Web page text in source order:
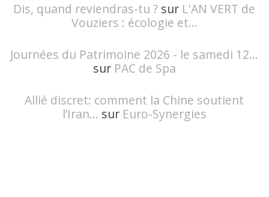
Dis, quand reviendras-tu ? sur L'AN VERT de
Vouziers : écologie et...
Journées du Patrimoine 2026 - le samedi 12...
sur PAC de Spa
Allié discret: comment la Chine soutient
l’Iran... sur Euro-Synergies